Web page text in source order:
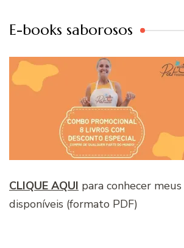
E-books saborosos
CLIQUE AQUI para conhecer
disponíveis (formato PDF)